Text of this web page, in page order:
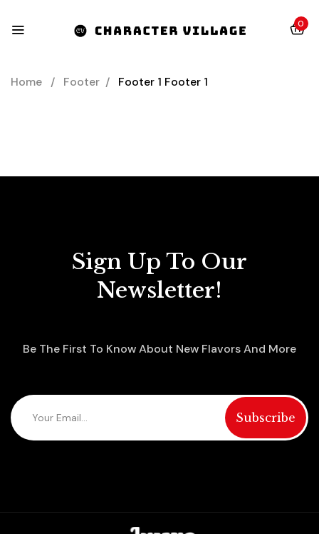
0
Home / Footer / Footer 1 Footer 1
Sign Up To Our
Newsletter!
Be The First To Know About New Flavors And More